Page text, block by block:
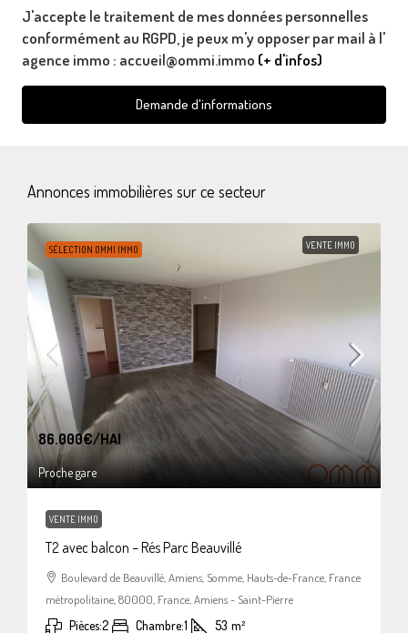
J'accepte le traitement de mes données personnelles
conformément au RGPD, je peux m'y opposer par mail à l'
agence immo : accueil@ommi.immo (+ d'infos)
Demande d'informations
Annonces immobilières sur ce secteur
SÉLECTION OMMI IMMO VENTE IMMO
86.000€/HAI
Proche gare
VENTE IMMO
T2 avec balcon – Rés Parc Beauvillé
Boulevard de Beauvillé, Amiens, Somme, Hauts-de-France, France
métropolitaine, 80000, France, Amiens - Saint-Pierre
Pièces:2 Chambre:1 53 m²